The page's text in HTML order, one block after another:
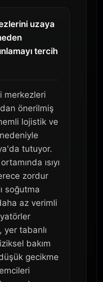
uzaya
tercih
merkezleri
önerilmiş
lojistik ve
tutuyor.
ısıyı
zordur
soğutma
az verimli
yer tabanlı
bakım
gecikme